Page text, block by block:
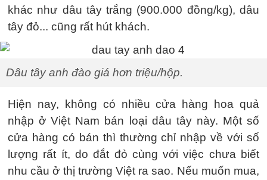
khác như dâu tây trắng (900.000 đồng/kg), dâu
tây đỏ... cũng rất hút khách.
Dâu tây anh đào giá hơn triệu/hộp.
Hiện nay, không có nhiều cửa hàng hoa quả
nhập ở Việt Nam bán loại dâu tây này. Một số
cửa hàng có bán thì thường chỉ nhập về với số
lượng rất ít, do đắt đỏ cùng với việc chưa biết
nhu cầu ở thị trường Việt ra sao. Nếu muốn mua,